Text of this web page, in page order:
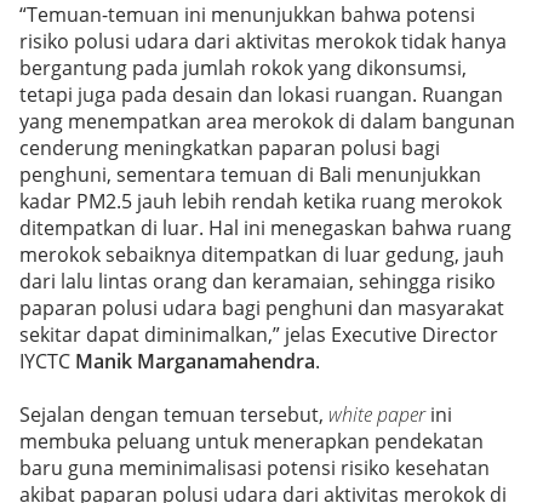
“Temuan-temuan ini menunjukkan bahwa potensi
risiko polusi udara dari aktivitas merokok tidak hanya
bergantung pada jumlah rokok yang dikonsumsi,
tetapi juga pada desain dan lokasi ruangan. Ruangan
yang menempatkan area merokok di dalam bangunan
cenderung meningkatkan paparan polusi bagi
penghuni, sementara temuan di Bali menunjukkan
kadar PM2.5 jauh lebih rendah ketika ruang merokok
ditempatkan di luar. Hal ini menegaskan bahwa ruang
merokok sebaiknya ditempatkan di luar gedung, jauh
dari lalu lintas orang dan keramaian, sehingga risiko
paparan polusi udara bagi penghuni dan masyarakat
sekitar dapat diminimalkan,” jelas Executive Director
IYCTC Manik Marganamahendra.
Sejalan dengan temuan tersebut, white paperini
membuka peluang untuk menerapkan pendekatan
baru guna meminimalisasi potensi risiko kesehatan
akibat paparan polusi udara dari aktivitas merokok di